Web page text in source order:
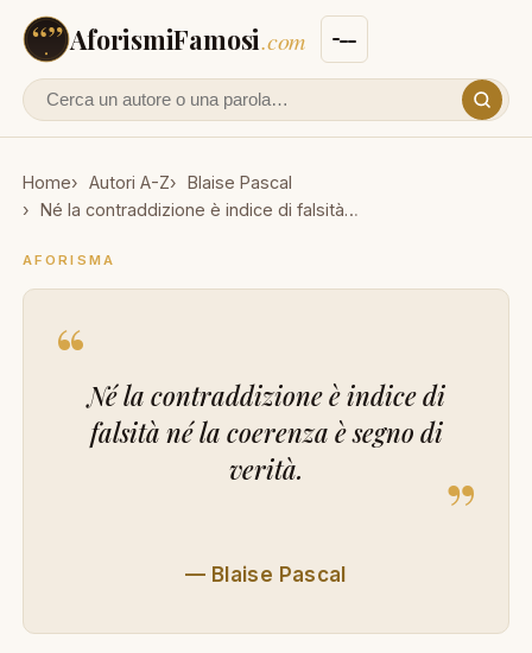
AforismiFamosi.com
Cerca un autore o un aforisma
Home Autori A-Z
Blaise Pascal
Né la contraddizione è indice di falsità…
AFORISMA
“ Né la contraddizione è indice di
falsità né la coerenza è segno di
verità.
”
— Blaise Pascal